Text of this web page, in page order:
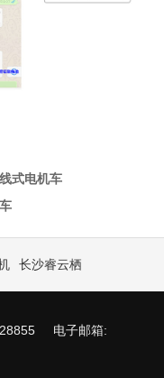
式电机车
长沙睿云栖
电子邮箱: